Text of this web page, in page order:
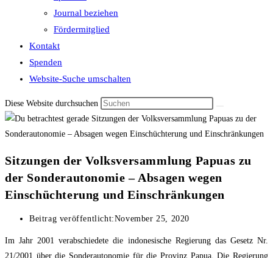
Journal beziehen
Fördermitglied
Kontakt
Spenden
Website-Suche umschalten
Diese Website durchsuchen
Sitzungen der Volksversammlung Papuas zu
der Sonderautonomie – Absagen wegen
Einschüchterung und Einschränkungen
Beitrag veröffentlicht:November 25, 2020
Im Jahr 2001 verabschiedete die indonesische Regierung das Gesetz Nr.
21/2001 über die Sonderautonomie für die Provinz Papua. Die Regierung